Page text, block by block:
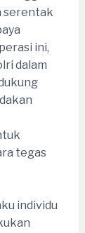
serentak
ini,
dalam
tegas
individu